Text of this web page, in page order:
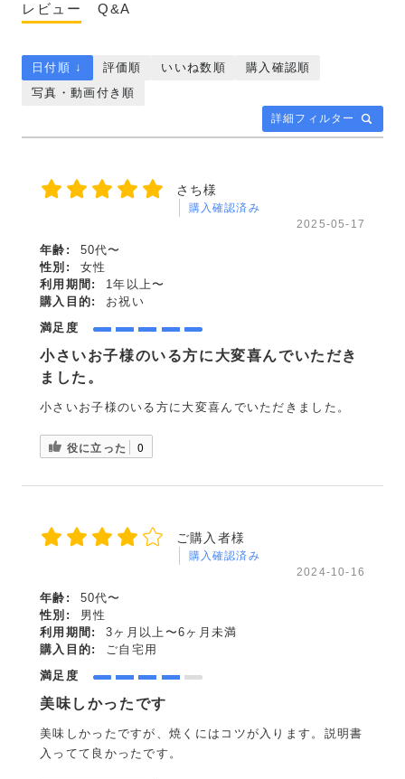
レビュー Q&A
詳細フィルター
日付順 ↓ 評価順 いいね数順
購入確認順
写真・動画付き順
さち様
購入確認済み
2025-05-17
年齢:
50代〜
性別:
女性
利用期間:
1年以上〜
購入目的:
お祝い
満足度
小さいお子様のいる方に大変喜んでいただき
ました。
小さいお子様のいる方に大変喜んでいただきました。
役に立った 0
ご購入者様
購入確認済み
2024-10-16
年齢:
50代〜
性別:
男性
利用期間:
3ヶ月以上〜6ヶ月未満
購入目的:
ご自宅用
満足度
美味しかったです
美味しかったですが、焼くにはコツが入ります。説明書
入ってて良かったです。